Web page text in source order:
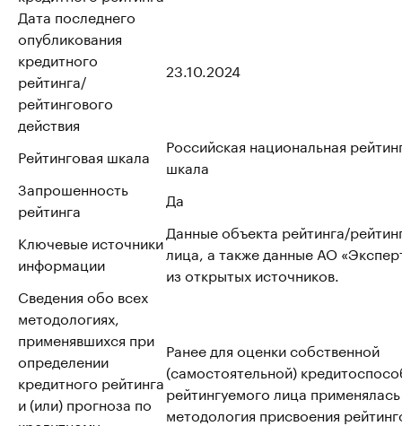
Дата последнего
опубликования
кредитного
рейтинга/
рейтингового
действия
23.10.2024
Рейтинговая шкала
Российская национальная
шкала
Запрошенность
рейтинга
Да
Ключевые источники
информации
Данные объекта рейтинга/
лица, а также данные АО
из открытых источников.
Сведения обо всех
методологиях,
применявшихся при
определении
кредитного рейтинга
и (или) прогноза по
Ранее для оценки собственной
(самостоятельной)
рейтингуемого лица применялась
методология присвоения